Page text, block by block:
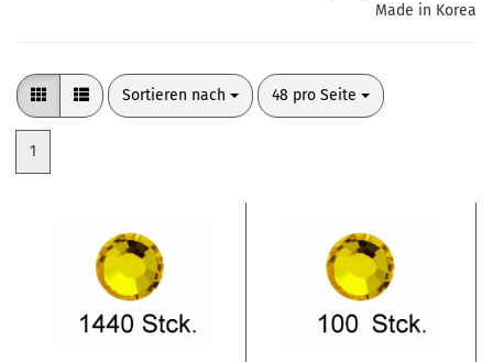
Made in Korea
Sortieren nach
Sortieren nach 48 pro Seite
pro Seite
1